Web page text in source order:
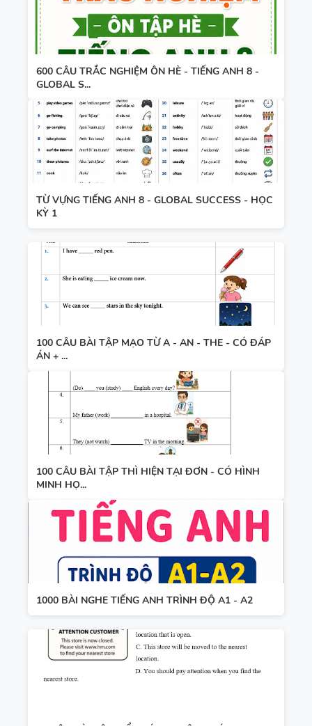
600 CÂU TRẮC NGHIỆM ÔN HÈ - TIẾNG ANH 8 -
GLOBAL S...
TỪ VỰNG TIẾNG ANH 8 - GLOBAL SUCCESS - HỌC
KỲ 1
100 CÂU BÀI TẬP MẠO TỪ A - AN - THE - CÓ ĐÁP
ÁN + ...
100 CÂU BÀI TẬP THÌ HIỆN TẠI ĐƠN - CÓ HÌNH
MINH HỌ...
1000 BÀI NGHE TIẾNG ANH TRÌNH ĐỘ A1 - A2